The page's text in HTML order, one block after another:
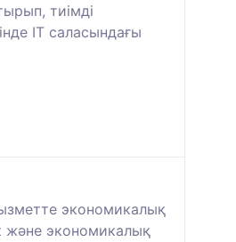
тиімді
IT саласындағы
экономикалық
және экономикалық